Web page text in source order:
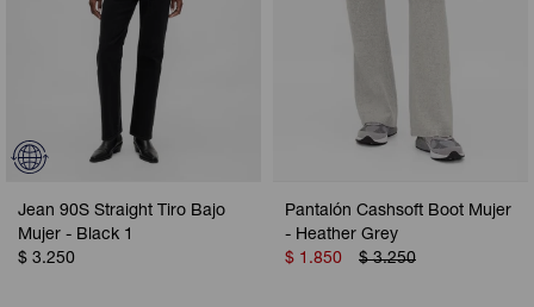
Jean 90S Straight Tiro Bajo
Mujer - Black 1
$ 3.250
Pantalón Cashsoft Boot Mujer
- Heather Grey
$ 1.850 $ 3.250